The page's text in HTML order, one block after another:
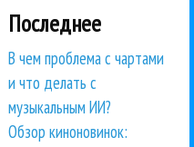
Последнее
В чем проблема с чартами
и что делать с
музыкальным ИИ?
Обзор киноновинок: